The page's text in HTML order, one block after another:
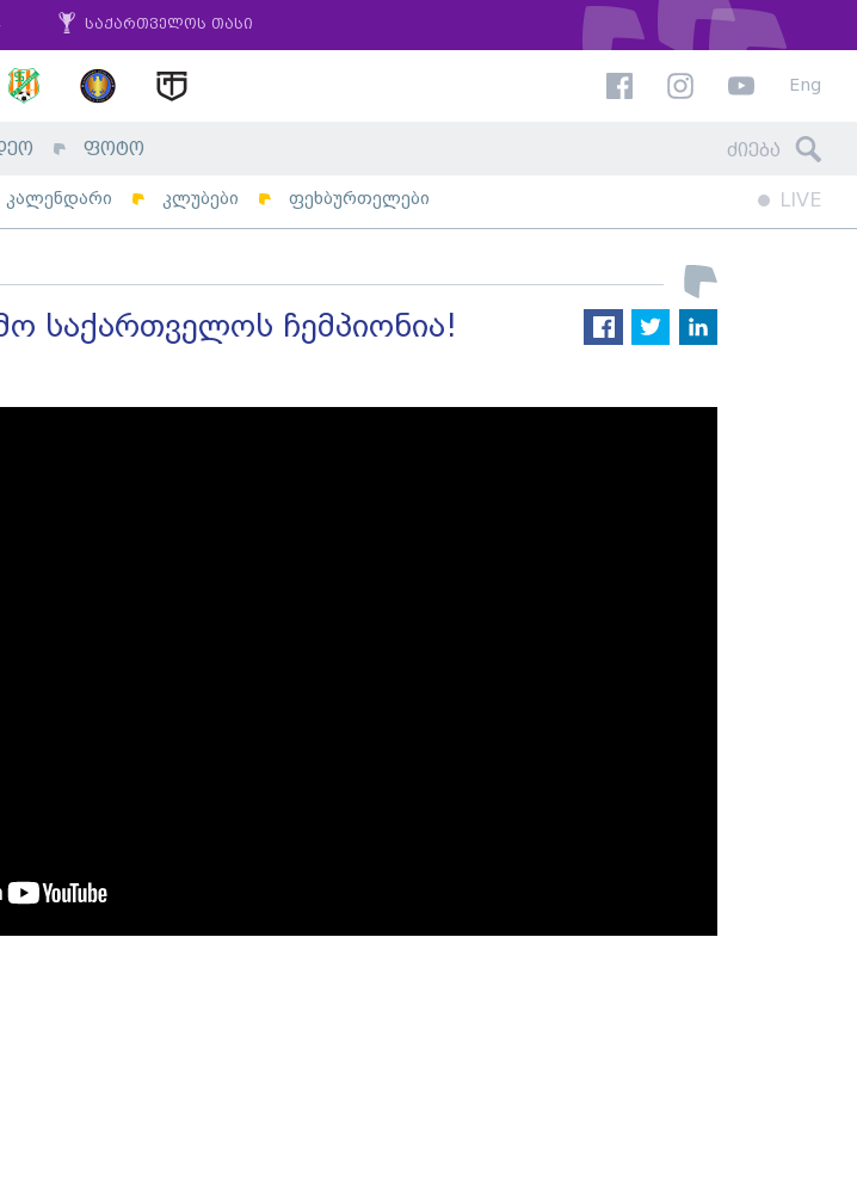
საქართველოს თასი
Eng
ფოტო
კალენდარი კლუბები ფეხბურთელები LIVE
საქართველოს ჩემპიონია!